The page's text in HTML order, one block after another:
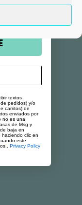
textos
pedidos) y/o
carritos) de
enviados por
no es una
de Msg y
baja en
haciendo clic en
esté
Privacy Policy